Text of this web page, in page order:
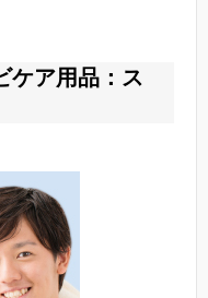
ケア用品：ス